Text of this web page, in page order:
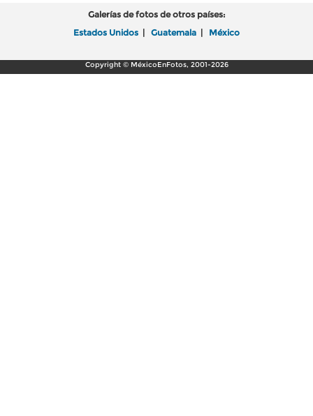
Galerías de fotos de otros países:
Estados Unidos | Guatemala | México
Copyright © MéxicoEnFotos, 2001-2026